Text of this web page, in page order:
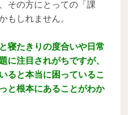
その方にとっての「課
もしれません。
寝たきりの度合いや日常
に注目されがちですが、
ると本当に困っているこ
と根本にあることがわか